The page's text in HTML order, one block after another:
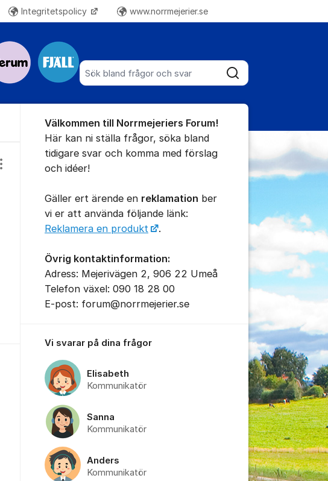
Sök bland alla inlägg
Sök
Integritetspolicy www.norrmejerier.seFler supportlänkar
Visa/dölj inställningar för inlägg/kommentar
Välkommen till Norrmejeriers Forum!
Här kan ni ställa frågor, söka bland
tidigare svar och komma med förslag
och idéer!
Gäller ert ärende en reklamation ber
vi er att använda följande länk:
Reklamera en produkt
.
Övrig kontaktinformation:
Adress: Mejerivägen 2, 906 22 Umeå
Telefon växel: 090 18 28 00
E-post: forum@norrmejerier.se
Vi svarar på dina frågor
Elisabeth
Kommunikatör
Sanna
Kommunikatör
Anders
Kommunikatör